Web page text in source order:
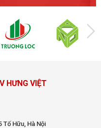
HƯNG VIỆT
Tố Hữu, Hà Nội